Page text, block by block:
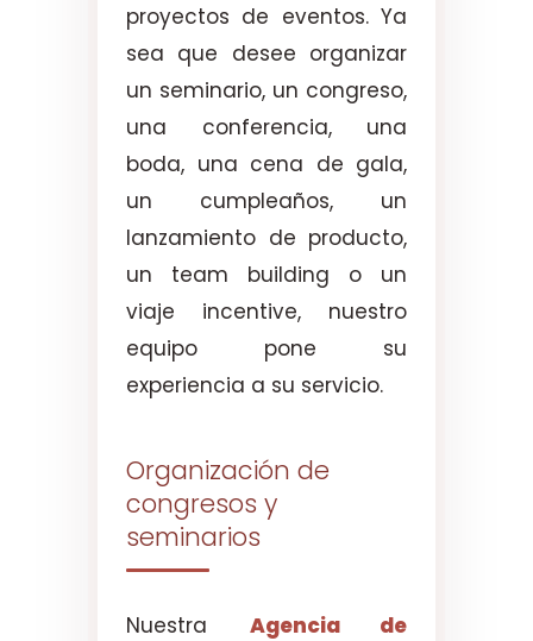
proyectos de eventos. Ya
sea que desee organizar
un seminario, un congreso,
una conferencia, una
boda, una cena de gala,
un cumpleaños, un
lanzamiento de producto,
un team building o un
viaje incentive, nuestro
equipo pone su
experiencia a su servicio.
Organización de
congresos y
seminarios
Nuestra Agencia de